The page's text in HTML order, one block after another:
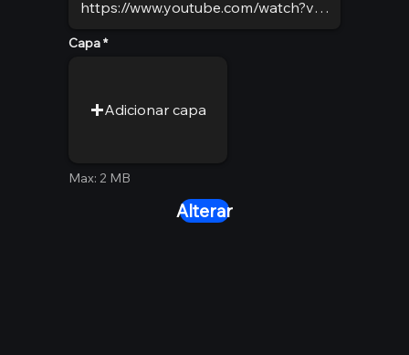
Capa
Adicionar capa
Max: 2 MB
Alterar